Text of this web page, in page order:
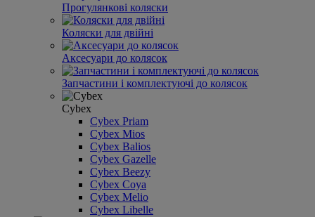
Прогулянкові коляски
Коляски для двійні
Аксесуари до колясок
Запчастини і комплектуючі до колясок
Cybex
Cybex Priam
Cybex Mios
Cybex Balios
Cybex Gazelle
Cybex Beezy
Cybex Coya
Cybex Melio
Cybex Libelle